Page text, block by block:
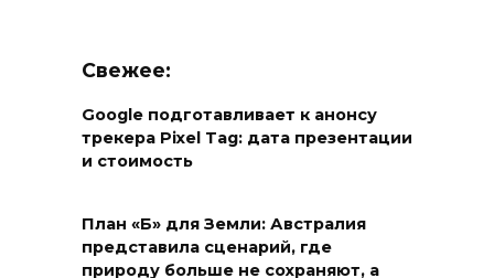
Свежее:
Google подготавливает к анонсу
трекера Pixel Tag: дата презентации
и стоимость
План «Б» для Земли: Австралия
представила сценарий, где
природу больше не сохраняют, а